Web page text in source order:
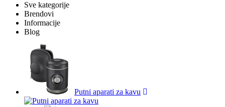
Sve kategorije
Brendovi
Informacije
Blog
Putni aparati za kavu